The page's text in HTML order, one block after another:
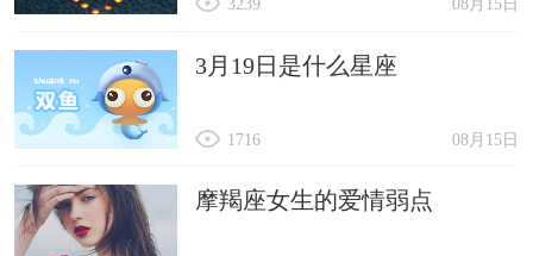
3月19日是什么星座
08月15日
1716
摩羯座女生的爱情弱点